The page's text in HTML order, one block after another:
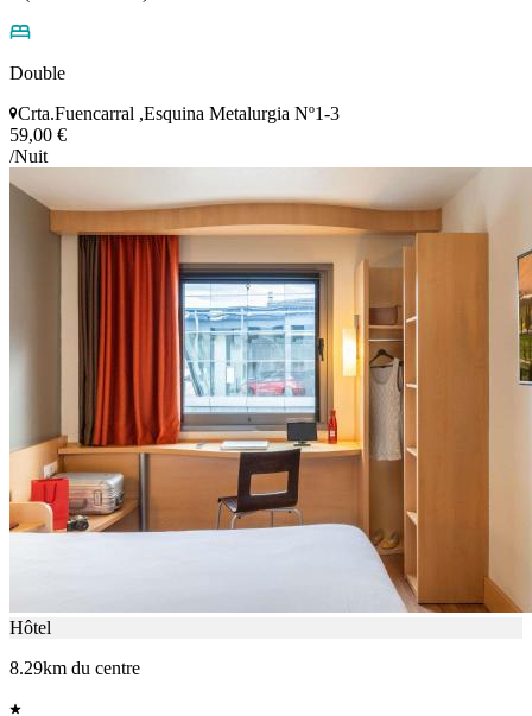
Double
Crta.Fuencarral ,Esquina Metalurgia Nº1-3
59,00 €
/Nuit
Hôtel
8.29km du centre